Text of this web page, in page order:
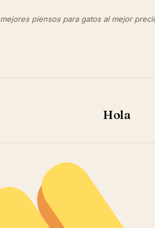
mejores piensos para gatos al mejor
Hola